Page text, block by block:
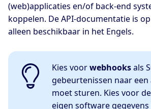
(web)applicaties en/of back-end
koppelen. De API-documentatie is
alleen beschikbaar in het Engels.
Kies voorwebhooksals
gebeurtenissen naar
moet sturen. Kies voor
eigen software gegevens